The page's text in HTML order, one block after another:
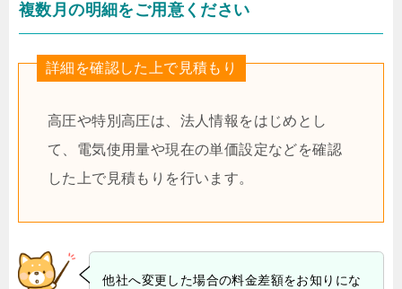
複数月の明細をご用意ください
詳細を確認した上で見積もり
高圧や特別高圧は、法人情報をはじめとし
て、電気使用量や現在の単価設定などを確認
した上で見積もりを行います。
他社へ変更した場合の料金差額をお知りにな